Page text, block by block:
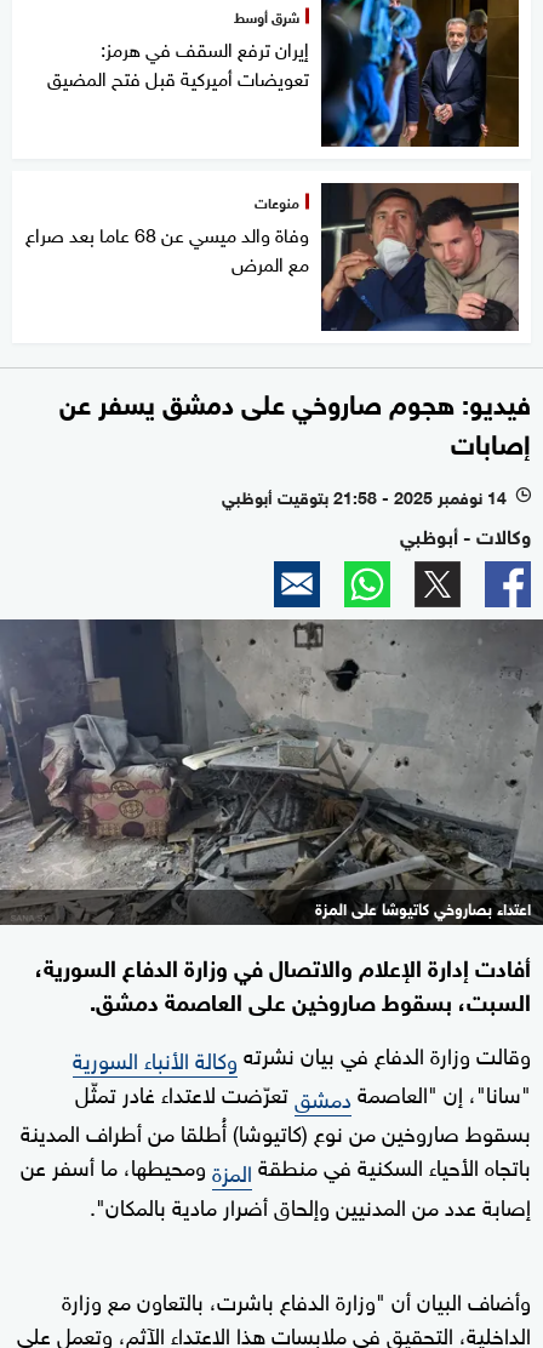
شرق أوسط
إيران ترفع السقف في هرمز:
تعويضات أميركية قبل فتح المضيق
منوعات
وفاة والد ميسي عن 68 عاما بعد صراع
مع المرض
فيديو: هجوم صاروخي على دمشق يسفر عن
إصابات
l 14 نوفمبر 2025 - 21:58 بتوقيت أبوظبي
وكالات - أبوظبي
اعتداء بصاروخي كاتيوشا على المزة
أفادت إدارة الإعلام والاتصال في وزارة الدفاع السورية،
السبت، بسقوط صاروخين على العاصمة دمشق.
وقالت وزارة الدفاع في بيان نشرتهوكالة الأنباء السورية
"سانا"، إن "العاصمةدمشقتعرّضت لاعتداء غادر تمثّل
بسقوط صاروخين من نوع (كاتيوشا) أُطلقا من أطراف المدينة
باتجاه الأحياء السكنية في منطقةالمزةومحيطها، ما أسفر عن
إصابة عدد من المدنيين وإلحاق أضرار مادية بالمكان".
وأضاف البيان أن "وزارة الدفاع باشرت، بالتعاون مع وزارة
الداخلية، التحقيق في ملابسات هذا الاعتداء الآثم، وتعمل على